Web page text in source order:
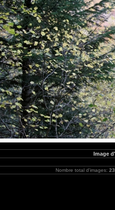
Image
Nombre total d'images: 23